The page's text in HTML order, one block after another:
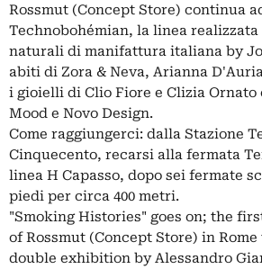
Rossmut (Concept Store) continua
Technobohémian, la linea
naturali di manifattura italiana by
abiti di Zora & Neva, Arianna
i gioielli di Clio Fiore e Clizia Ornato
Mood e Novo Design.
Come raggiungerci: dalla Stazione
Cinquecento, recarsi alla fermata
linea H Capasso, dopo sei fermate
piedi per circa 400 metri.
"Smoking Histories" goes on; the
of Rossmut (Concept Store) in
double exhibition by Alessandro